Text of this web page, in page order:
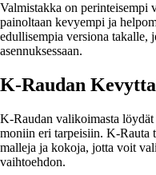
Valmistakka on perinteisempi
painoltaan kevyempi ja
edullisempia versiona takalle,
asennuksessaan.
K-Raudan
K-Raudan valikoimasta
moniin eri tarpeisiin. K-Rauta
malleja ja kokoja, jotta voit
vaihtoehdon.